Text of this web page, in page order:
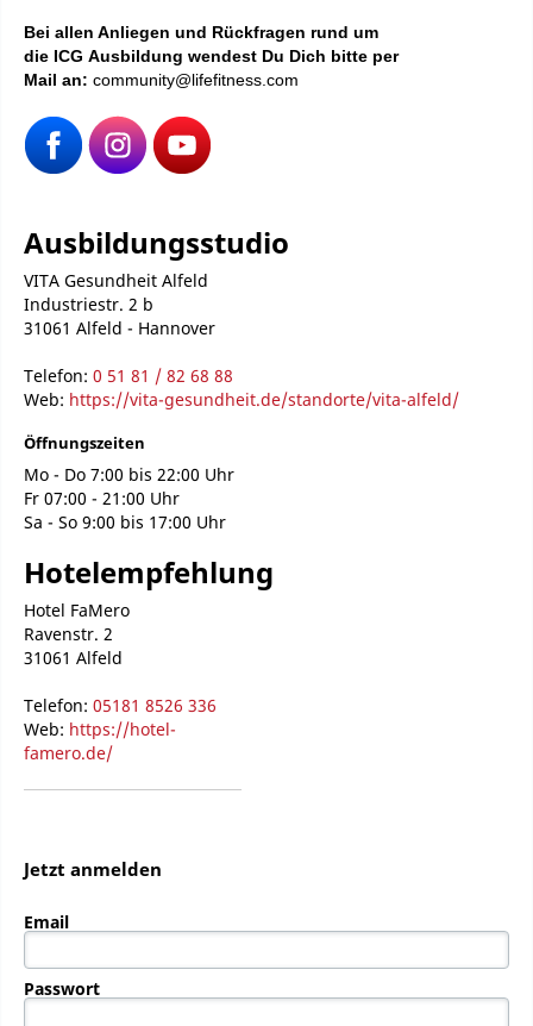
Bei allen Anliegen und Rückfragen rund um
die ICG Ausbildung wendest Du Dich bitte per
Mail an: community@lifefitness.com
Ausbildungsstudio
VITA Gesundheit Alfeld
Industriestr. 2 b
31061 Alfeld - Hannover
Telefon: 0 51 81 / 82 68 88
Web: https://vita-gesundheit.de/standorte/vita-alfeld/
Öffnungszeiten
Mo - Do 7:00 bis 22:00 Uhr
Fr 07:00 - 21:00 Uhr
Sa - So 9:00 bis 17:00 Uhr
Hotelempfehlung
Hotel FaMero
Ravenstr. 2
31061 Alfeld
Telefon: 05181 8526 336
Web: https://hotel-
famero.de/
Jetzt anmelden
Email
Passwort